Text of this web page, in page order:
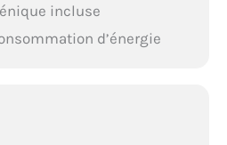
incluse
d’énergie